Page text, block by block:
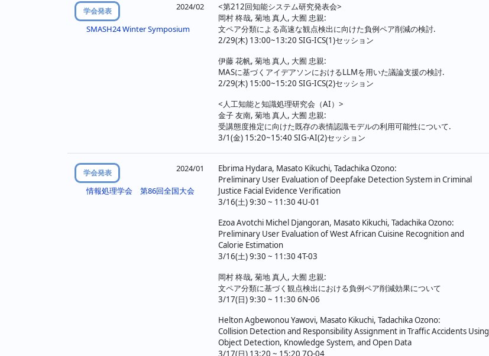
学会発表 2024/02
SMASH24 Winter Symposium
<第212回知能システム研究発表会>
岡村 柊哉, 菊地 真人, 大囿 忠親:
文ペア分類による高速な観点検出に向けた負例ペア削減の検討.
2/29(木) 13:00~13:20 SIG-ICS(1)セッション
伊藤 花帆, 菊地 真人, 大囿 忠親:
MASに基づくアイデアソンにおけるLLMを用いた議論支援の検討.
2/29(木) 15:00~15:20 SIG-ICS(2)セッション
<人工知能と知識処理研究会（AI）>
金子 友南, 菊地 真人, 大囿 忠親:
受講態度推定に向けた既存の表情認識モデルの利用可能性について.
3/1(金) 15:20~15:40 SIG-AI(2)セッション
学会発表 2024/01
情報処理学会 第86回全国大会
Ebrima Hydara, Masato Kikuchi, Tadachika Ozono:
Preliminary User Evaluation of Deepfake Detection System in Criminal
Justice Facial Evidence Verification
3/16(土) 9:30 ~ 11:30 4U-01
Ezoa Avotchi Michel Djangoran, Masato Kikuchi, Tadachika Ozono:
Preliminary User Evaluation of West African Cuisine Recognition and
Calorie Estimation
3/16(土) 9:30 ~ 11:30 4T-03
岡村 柊哉, 菊地 真人, 大囿 忠親:
文ペア分類に基づく観点検出における負例ペア削減効果について
3/17(日) 9:30 ~ 11:30 6N-06
Helton Agbewonou Yawovi, Masato Kikuchi, Tadachika Ozono:
Collision Detection and Responsibility Assignment in Traffic Accidents Using
Object Detection, Knowledge System, and Open Data
3/17(日) 13:20 ~ 15:20 7Q-04